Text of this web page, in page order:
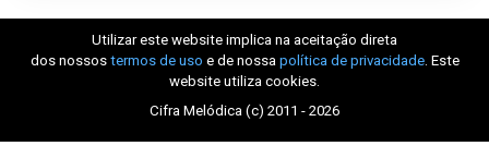
Utilizar este website implica na aceitação direta
dos nossos termos de uso e de nossa política de privacidade. Este
website utiliza cookies.
Cifra Melódica (c) 2011 - 2026